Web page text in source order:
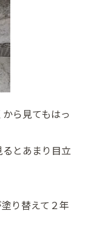
ら見てもはっ
とあまり目立
り替えて２年